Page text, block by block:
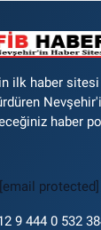
ilk haber sitesi
haber
[email protected]
9 444 0 532